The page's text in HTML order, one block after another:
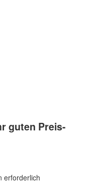
guten Preis-
erforderlich